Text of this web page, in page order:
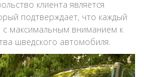
клиента является
подтверждает, что каждый
максимальным вниманием к
шведского автомобиля.